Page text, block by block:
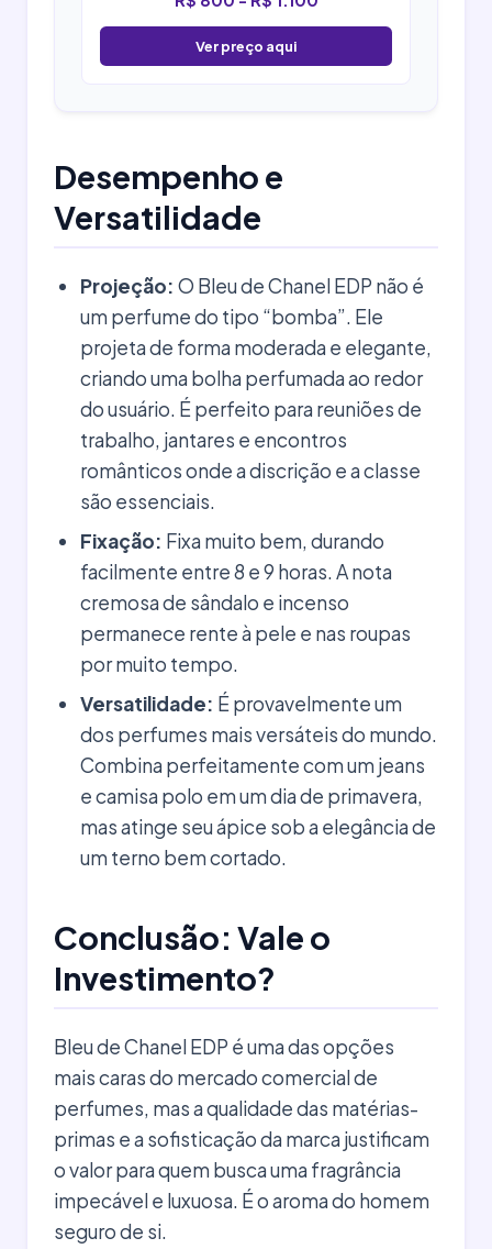
Ver preço aqui
Desempenho e
Versatilidade
Projeção: O Bleu de Chanel EDP não é
um perfume do tipo “bomba”. Ele
projeta de forma moderada e elegante,
criando uma bolha perfumada ao redor
do usuário. É perfeito para reuniões de
trabalho, jantares e encontros
românticos onde a discrição e a classe
são essenciais.
Fixação: Fixa muito bem, durando
facilmente entre 8 e 9 horas. A nota
cremosa de sândalo e incenso
permanece rente à pele e nas roupas
por muito tempo.
Versatilidade: É provavelmente um
dos perfumes mais versáteis do mundo.
Combina perfeitamente com um jeans
e camisa polo em um dia de primavera,
mas atinge seu ápice sob a elegância de
um terno bem cortado.
Conclusão: Vale o
Investimento?
Bleu de Chanel EDP é uma das opções
mais caras do mercado comercial de
perfumes, mas a qualidade das matérias-
primas e a sofisticação da marca justificam
o valor para quem busca uma fragrância
impecável e luxuosa. É o aroma do homem
seguro de si.